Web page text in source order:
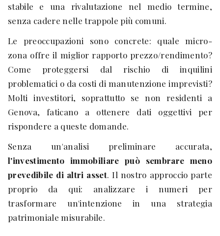
stabile e una rivalutazione nel medio termine,
senza cadere nelle trappole più comuni.
Le preoccupazioni sono concrete: quale micro-
zona offre il miglior rapporto prezzo/rendimento?
Come proteggersi dal rischio di inquilini
problematici o da costi di manutenzione imprevisti?
Molti investitori, soprattutto se non residenti a
Genova, faticano a ottenere dati oggettivi per
rispondere a queste domande.
Senza un'analisi preliminare accurata,
l'investimento immobiliare può sembrare meno
prevedibile di altri asset. Il nostro approccio parte
proprio da qui: analizzare i numeri per
trasformare un'intenzione in una strategia
patrimoniale misurabile.